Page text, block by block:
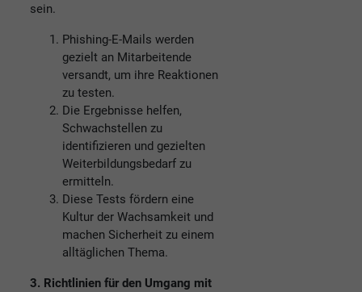
sein.
Phishing-E-Mails werden
gezielt an Mitarbeitende
versandt, um ihre Reaktionen
zu testen.
Die Ergebnisse helfen,
Schwachstellen zu
identifizieren und gezielten
Weiterbildungsbedarf zu
ermitteln.
Diese Tests fördern eine
Kultur der Wachsamkeit und
machen Sicherheit zu einem
alltäglichen Thema.
3. Richtlinien für den Umgang mit